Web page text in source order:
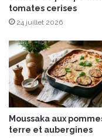
h
o
o
l
a
t
I
n
t
e
z
e
l
e
r
®
e
t
V
e
tomates cerises
24 juillet 2026
Moussaka aux
terre et aubergines